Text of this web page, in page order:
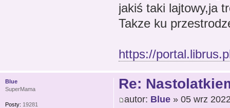
jakiś taki lajtowy,ja
Takze ku
https://
Re:
autor: Blue» 05 wrz
Blue
SuperMama
Posty: 19281